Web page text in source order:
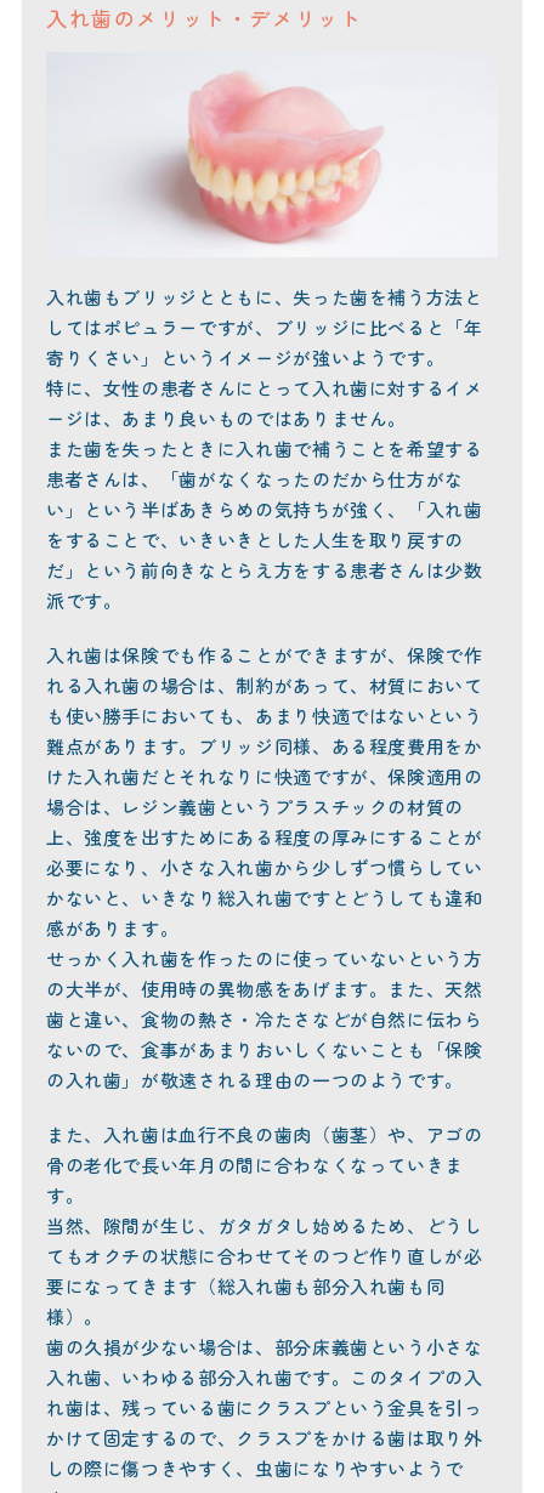
入れ歯のメリット・デメリット
入れ歯もブリッジとともに、失った歯を補う方法と
してはポピュラーですが、ブリッジに比べると「年
寄りくさい」というイメージが強いようです。
特に、女性の患者さんにとって入れ歯に対するイメ
ージは、あまり良いものではありません。
また歯を失ったときに入れ歯で補うことを希望する
患者さんは、「歯がなくなったのだから仕方がな
い」という半ばあきらめの気持ちが強く、「入れ歯
をすることで、いきいきとした人生を取り戻すの
だ」という前向きなとらえ方をする患者さんは少数
派です。
入れ歯は保険でも作ることができますが、保険で作
れる入れ歯の場合は、制約があって、材質において
も使い勝手においても、あまり快適ではないという
難点があります。ブリッジ同様、ある程度費用をか
けた入れ歯だとそれなりに快適ですが、保険適用の
場合は、レジン義歯というプラスチックの材質の
上、強度を出すためにある程度の厚みにすることが
必要になり、小さな入れ歯から少しずつ慣らしてい
かないと、いきなり総入れ歯ですとどうしても違和
感があります。
せっかく入れ歯を作ったのに使っていないという方
の大半が、使用時の異物感をあげます。また、天然
歯と違い、食物の熱さ・冷たさなどが自然に伝わら
ないので、食事があまりおいしくないことも「保険
の入れ歯」が敬遠される理由の一つのようです。
また、入れ歯は血行不良の歯肉（歯茎）や、アゴの
骨の老化で長い年月の間に合わなくなっていきま
す。
当然、隙間が生じ、ガタガタし始めるため、どうし
てもオクチの状態に合わせてそのつど作り直しが必
要になってきます（総入れ歯も部分入れ歯も同
様）。
歯の久損が少ない場合は、部分床義歯という小さな
入れ歯、いわゆる部分入れ歯です。このタイプの入
れ歯は、残っている歯にクラスプという金具を引っ
かけて固定するので、クラスプをかける歯は取り外
しの際に傷つきやすく、虫歯になりやすいようで